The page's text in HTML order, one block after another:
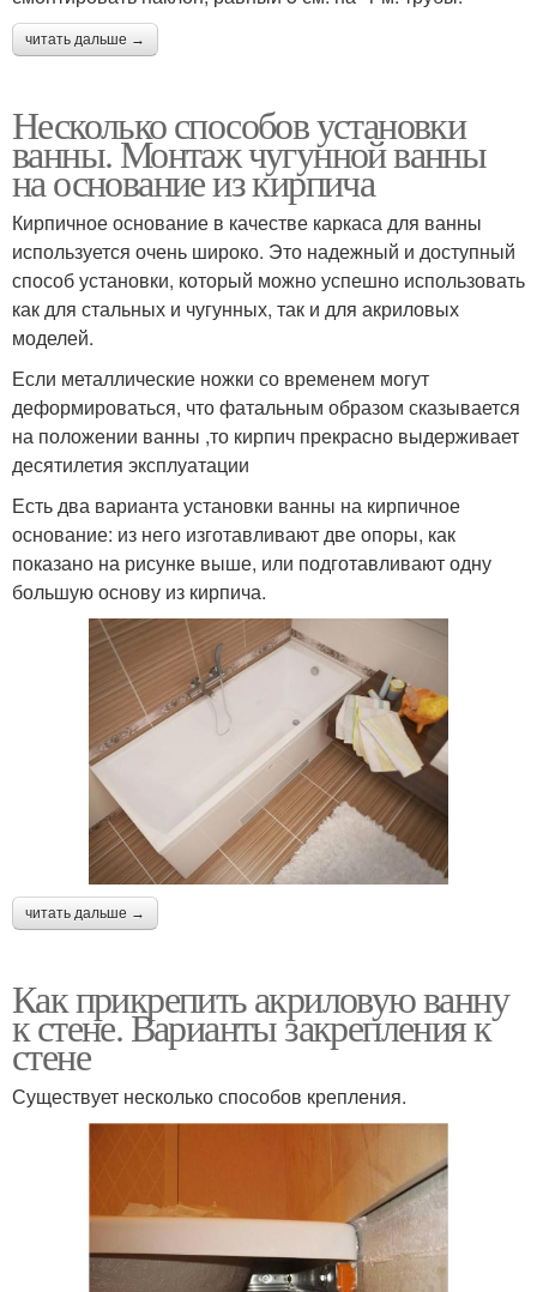
читать дальше →
Несколько способов установки
ванны. Монтаж чугунной ванны
на основание из кирпича
Кирпичное основание в качестве каркаса для ванны
используется очень широко. Это надежный и доступный
способ установки, который можно успешно использовать
как для стальных и чугунных, так и для акриловых
моделей.
Если металлические ножки со временем могут
деформироваться, что фатальным образом сказывается
на положении ванны ,то кирпич прекрасно выдерживает
десятилетия эксплуатации
Есть два варианта установки ванны на кирпичное
основание: из него изготавливают две опоры, как
показано на рисунке выше, или подготавливают одну
большую основу из кирпича.
читать дальше →
Как прикрепить акриловую ванну
к стене. Варианты закрепления к
стене
Существует несколько способов крепления.